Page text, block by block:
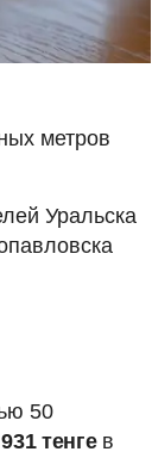
метров
Уральска
50
тенгев